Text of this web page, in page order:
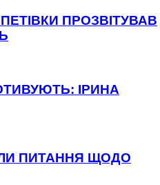
ПРОЗВІТУВАВ
ІРИНА
ПИТАННЯ ЩОДО